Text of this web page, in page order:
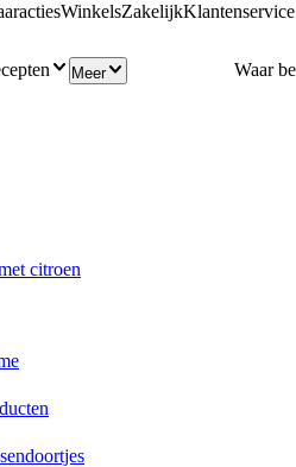
WinkelsZakelijkKlantenservice
Meer
citroen